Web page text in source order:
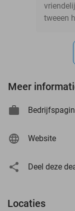
tweeen
Meer
Website
Deel deze
Locaties